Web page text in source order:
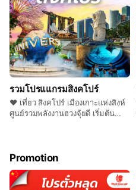
รวมโปรแแกรมสิงคโปร์
❤️ เที่ยว สิงคโปร์ เมืองเกาะแห่งสิงห์
ศูนย์รวมพลังงานฮวงจุ้ยดี เริ่มต้น
Promotion